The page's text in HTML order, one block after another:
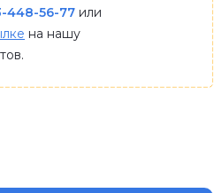
448-56-77 или
на нашу